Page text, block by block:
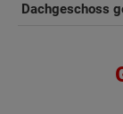
Dachgeschoss